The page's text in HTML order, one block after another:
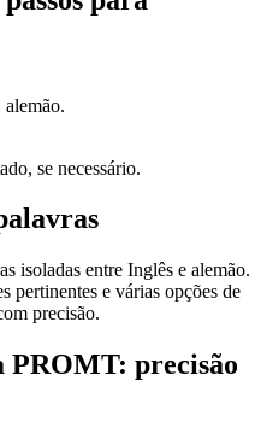
se necessário.
isoladas entre Inglês e alemão.
pertinentes e várias opções de
precisão.
PROMT: precisão